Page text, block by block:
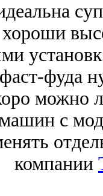
фуда
можно
с
компании